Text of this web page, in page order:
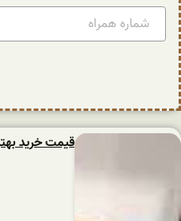
قیمت خرید